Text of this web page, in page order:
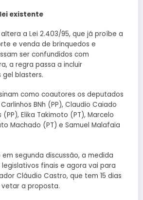
existente
a Lei 2.403/95, que já proíbe a
e venda de brinquedos e
ser confundidos com
a regra passa a incluir
gel blasters.
como coautores os deputados
BNh (PP), Claudio Caiado
(PP), Elika Takimoto (PT), Marcelo
Machado (PT) e Samuel Malafaia
segunda discussão, a medida
finais e agora vai para
Cláudio Castro, que tem 15 dias
a proposta.